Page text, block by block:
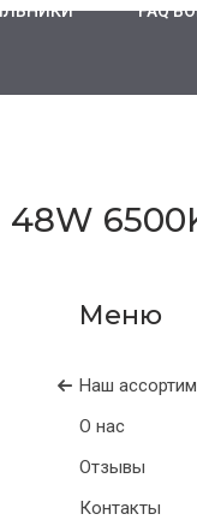
FAQ
Наш
О нас
Отзывы
Контакты